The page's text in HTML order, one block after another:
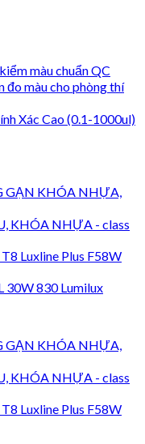
màu chuẩn QC
đo màu cho phòng thí
Xác Cao (0.1-1000ul)
GẠN KHÓA NHỰA,
KHÓA NHỰA - class
Luxline Plus F58W
30W 830 Lumilux
GẠN KHÓA NHỰA,
KHÓA NHỰA - class
Luxline Plus F58W